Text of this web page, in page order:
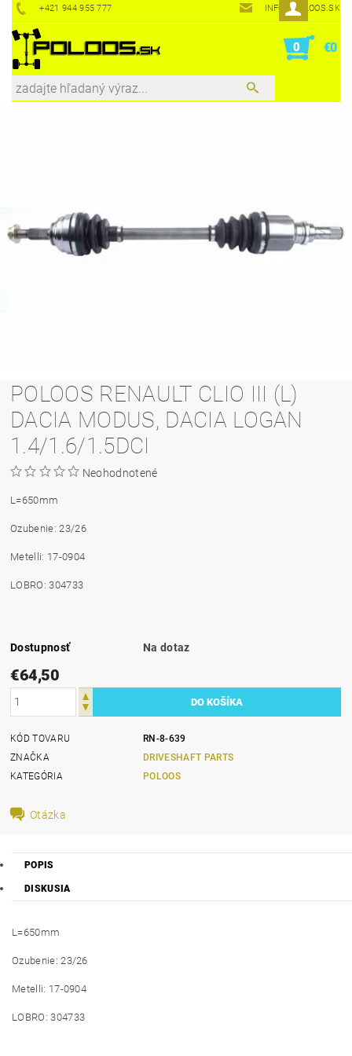
+421 944 955 777 INFO@POLOOS.SK
0 €0
POLOOS RENAULT CLIO III (L)
DACIA MODUS, DACIA LOGAN
1.4/1.6/1.5DCI
Neohodnotené
L=650mm
Ozubenie: 23/26
Metelli: 17-0904
LOBRO: 304733
Dostupnosť Na dotaz
€64,50
KÓD TOVARU
RN-8-639
ZNAČKA
DRIVESHAFT PARTS
KATEGÓRIA
POLOOS
Otázka
POPIS
DISKUSIA
L=650mm
Ozubenie: 23/26
Metelli: 17-0904
LOBRO: 304733